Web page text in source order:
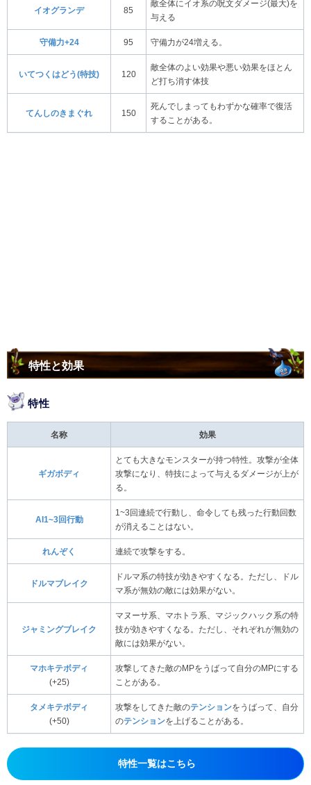
イオグランデ 85
敵全体にイオ系の呪文ダメージ(最大)を
与える
守備力+24 95 守備力が24増える。
いてつくはどう(特技) 120
敵全体のよい効果や悪い効果をほとん
ど打ち消す体技
てんしのきまぐれ 150
死んでしまってもわずかな確率で復活
することがある。
特性と効果
特性
名称 効果
ギガボディ
とても大きなモンスターが持つ特性。攻撃が全体
攻撃になり、特技によって与えるダメージが上が
る。
AI1~3回行動
1~3回連続で行動し、命令しても残った行動回数
が消えることはない。
れんぞく 連続で攻撃をする。
ドルマブレイク
ドルマ系の特技が効きやすくなる。ただし、ドル
マ系が無効の敵には効果がない。
ジャミングブレイク
マヌーサ系、マホトラ系、マジックハック系の特
技が効きやすくなる。ただし、それぞれが無効の
敵には効果がない。
マホキテボディ
(+25)
攻撃してきた敵のMPをうばって自分のMPにする
ことがある。
タメキテボディ
(+50)
攻撃をしてきた敵のテンションをうばって、自分
のテンションを上げることがある。
特性一覧はこちら